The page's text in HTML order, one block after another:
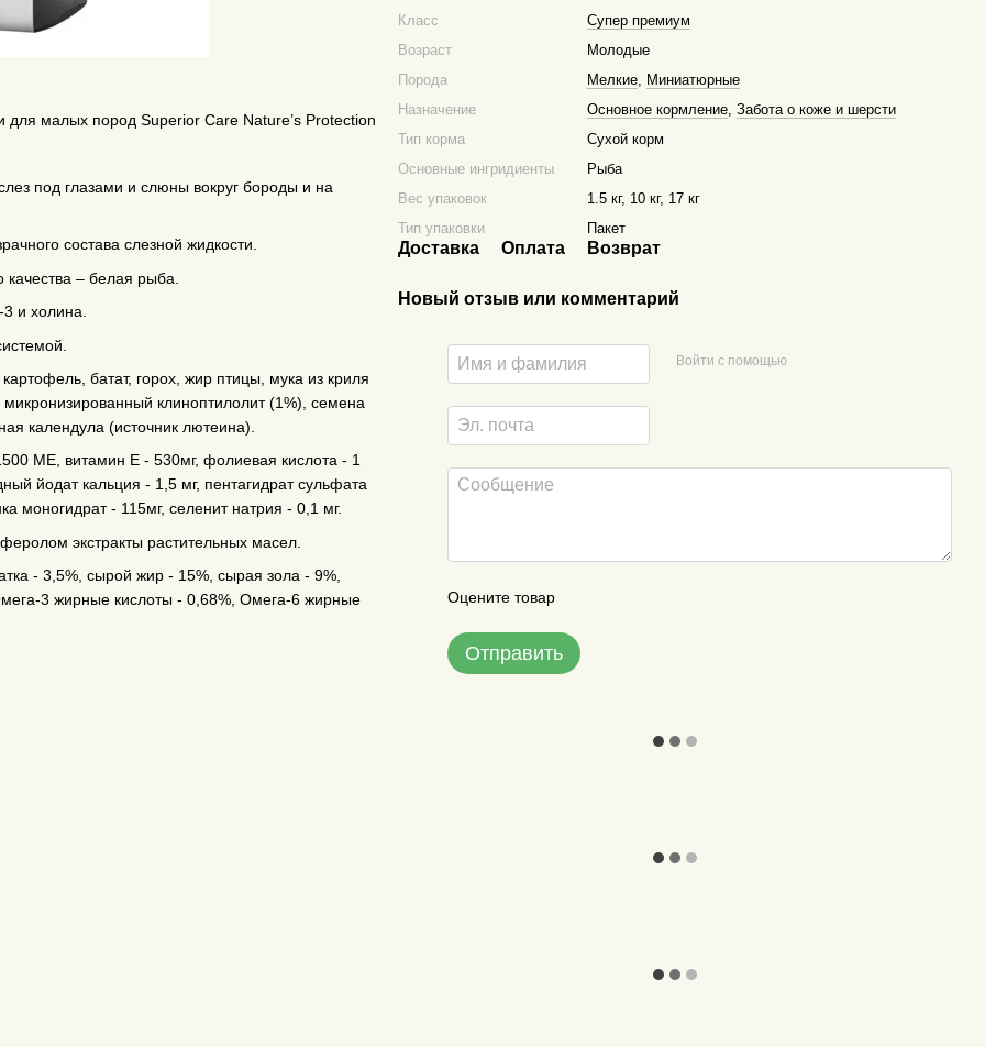
малых пород Superior Care Nature’s Protection
под глазами и слюны вокруг бороды и на
состава слезной жидкости.
– белая рыба.
3 и холина.
батат, горох, жир птицы, мука из криля
клиноптилолит (1%), семена
календула (источник лютеина).
МЕ, витамин E - 530мг, фолиевая кислота - 1
йодат кальция - 1,5 мг, пентагидрат сульфата
моногидрат - 115мг, селенит натрия - 0,1 мг.
экстракты растительных масел.
- 3,5%, сырой жир - 15%, сырая зола - 9%,
3 жирные кислоты - 0,68%, Омега-6 жирные
Класс
Супер премиум
Возраст
Молодые
Порода
Мелкие, Миниатюрные
Назначение
Основное кормление,Забота о коже и шерсти
Тип корма
Сухой корм
Основные ингридиенты
Рыба
Вес упаковок
1.5 кг, 10 кг, 17 кг
Тип упаковки
Пакет
Доставка Оплата Возврат
Новый отзыв или комментарий
Войти с помощью
Оцените товар
Отправить